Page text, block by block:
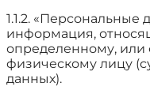
1.1.2.
информация,
определенному,
физическому лицу
данных).